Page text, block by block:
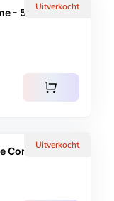
Uitverkocht
- 50 ml
shopping_cart
Uitverkocht
Concentrate